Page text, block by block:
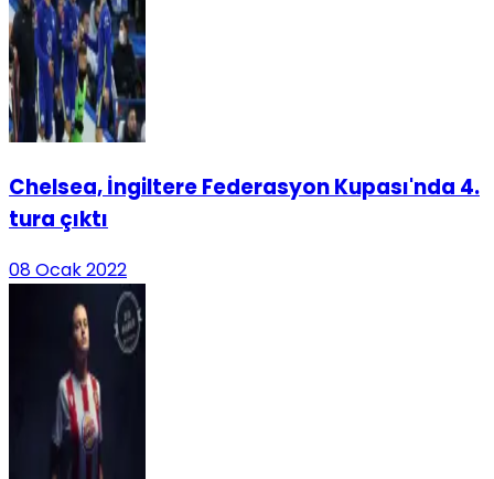
Chelsea, İngiltere Federasyon Kupası'nda 4.
tura çıktı
08 Ocak 2022